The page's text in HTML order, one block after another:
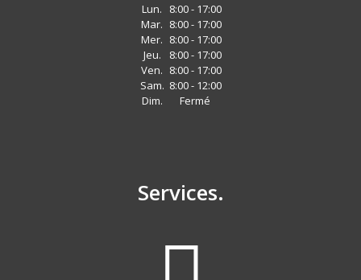
Lun.
8:00 - 17:00
Mar. 8:00 - 17:00
Mer. 8:00 - 17:00
Jeu.
8:00 - 17:00
Ven. 8:00 - 17:00
Sam. 8:00 - 12:00
Dim.
Fermé
Services.